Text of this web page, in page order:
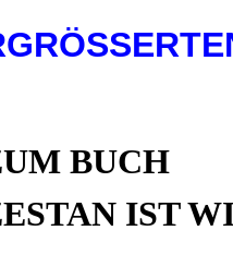
BUCH
IST